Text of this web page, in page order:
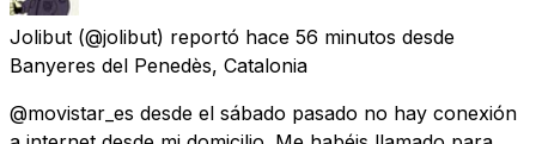
Jolibut (@jolibut) reportó hace 56 minutos desde
Banyeres del Penedès, Catalonia
@movistar_es desde el sábado pasado no hay conexión